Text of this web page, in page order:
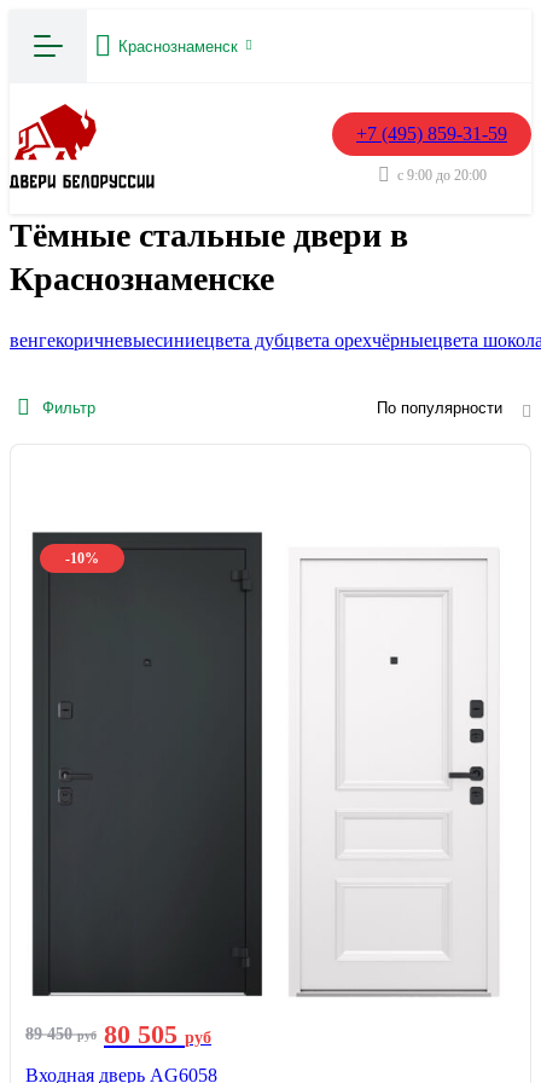
Краснознаменск
+7 (495) 859-31-59
с 9:00 до 20:00
Тёмные стальные двери в
Краснознаменске
венгекоричневыесиниецвета дубцвета орехчёрныецвета
Фильтр По популярности
-10%
89 450руб 80 505 руб
Входная дверь AG6058